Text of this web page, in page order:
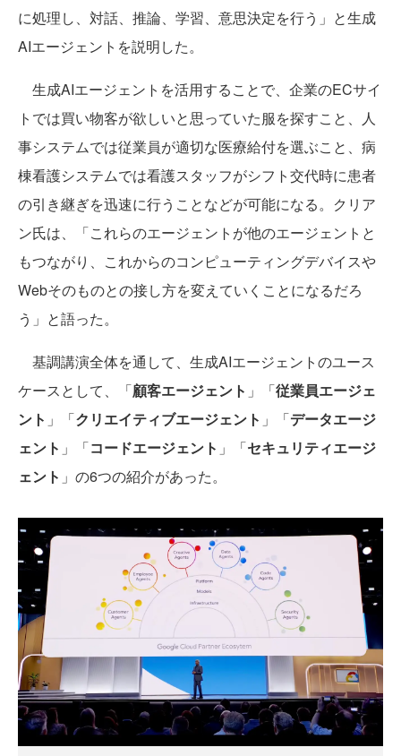
に処理し、対話、推論、学習、意思決定を行う」と生成
AIエージェントを説明した。
生成AIエージェントを活用することで、企業のECサイ
トでは買い物客が欲しいと思っていた服を探すこと、人
事システムでは従業員が適切な医療給付を選ぶこと、病
棟看護システムでは看護スタッフがシフト交代時に患者
の引き継ぎを迅速に行うことなどが可能になる。クリア
ン氏は、「これらのエージェントが他のエージェントと
もつながり、これからのコンピューティングデバイスや
Webそのものとの接し方を変えていくことになるだろ
う」と語った。
基調講演全体を通して、生成AIエージェントのユース
ケースとして、「顧客エージェント 」「従業員エージェ
ント 」「クリエイティブエージェント 」「データエージ
ェント 」「コードエージェント 」「セキュリティエージ
ェント 」の6つの紹介があった。